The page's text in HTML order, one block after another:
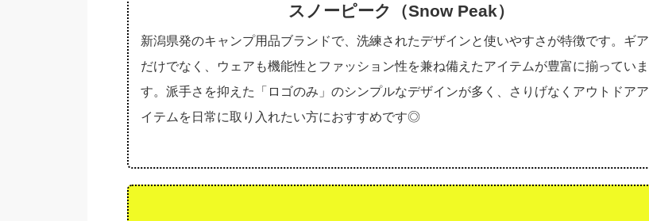
スノーピーク（Snow Peak）
新潟県発のキャンプ用品ブランドで、洗練されたデザインと使いやすさが特徴です。ギア
だけでなく、ウェアも機能性とファッション性を兼ね備えたアイテムが豊富に揃っていま
す。派手さを抑えた「ロゴのみ」のシンプルなデザインが多く、さりげなくアウトドアア
イテムを日常に取り入れたい方におすすめです◎